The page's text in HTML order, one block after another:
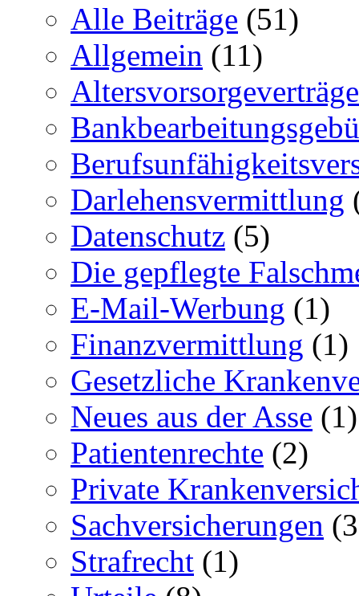
Alle Beiträge (51)
Allgemein (11)
Altersvorsorgeverträge
Darlehensvermittlung
Datenschutz (5)
Die gepflegte
E-Mail-Werbung (1)
Finanzvermittlung (1)
Gesetzliche
Neues aus der Asse (1)
Patientenrechte (2)
Private
Sachversicherungen
Strafrecht (1)